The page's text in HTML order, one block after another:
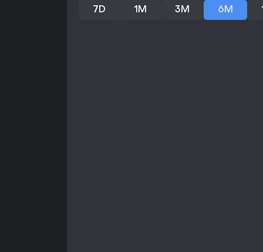
7D 1M 3M 6M